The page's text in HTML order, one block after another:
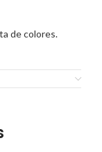
de colores.